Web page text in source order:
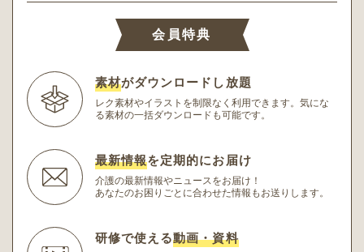
会員特典
素材がダウンロードし放題
レク素材やイラストを制限なく利用できます。 気にな
る素材の一括ダウンロードも可能です。
最新情報を定期的にお届け
介護の最新情報やニュースをお届け！
あなたのお困りごとに合わせた情報もお送りします。
研修で使える動画・資料